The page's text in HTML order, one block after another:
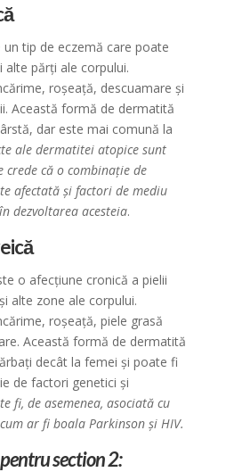
tip de eczemă care poate
alte părți ale corpului.
roșeață, descuamare și
Această formă de dermatită
dar este mai comună la
ale dermatitei atopice sunt
crede că o combinație de
afectată și factori de mediu
dezvoltarea acesteia.
o afecțiune cronică a pielii
alte zone ale corpului.
roșeață, piele grasă
Această formă de dermatită
decât la femei și poate fi
de factori genetici și
fi, de asemenea, asociată cu
ar fi boala Parkinson și HIV.
section 2: